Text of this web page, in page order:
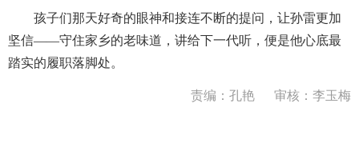
孩子们那天好奇的眼神和接连不断的提问，让孙雷更加
坚信——守住家乡的老味道，讲给下一代听，便是他心底最
踏实的履职落脚处。
责编：孔艳 审核：李玉梅